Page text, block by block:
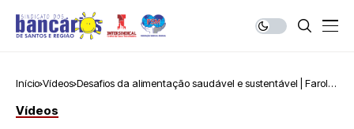
Início Vídeos Desafios da alimentação saudável e sustentável | Farol
Vídeos